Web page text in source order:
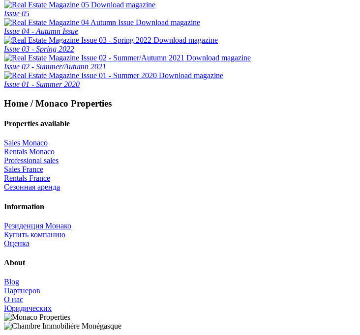
Download magazine
Issue 05
Download magazine
Issue 04 - Autumn Issue
Download magazine
Issue 03 - Spring 2022
Download magazine
Issue 02 - Summer/Autumn 2021
Download magazine
Issue 01 - Summer 2020
Home / Monaco Properties
Properties available
Sales Monaco
Rentals Monaco
Professional sales
Sales France
Rentals France
Сезонная аренда
Information
Резиденция Монако
Купить компанию
Оценка
About
Blog
Партнеров
О нас
Юридических